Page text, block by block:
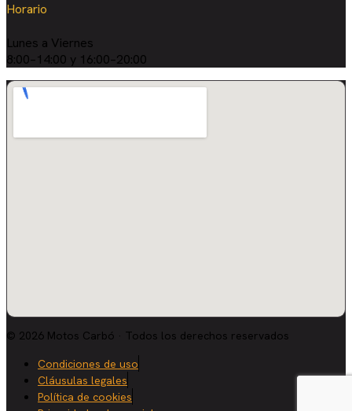
Horario
Lunes a Viernes
8:00–14:00 y 16:00–20:00
© 2026 Motos Carbó · Todos los derechos reservados
Condiciones de uso
Cláusulas legales
Política de cookies